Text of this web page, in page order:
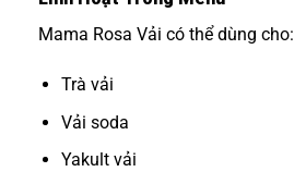
Mama Rosa Vải có thể dùng cho:
Trà vải
Vải soda
Yakult vải